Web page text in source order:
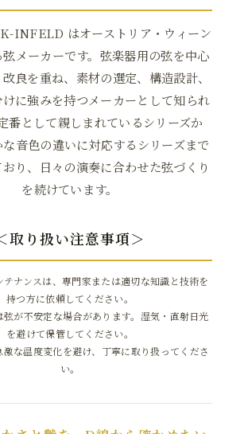
INFELD はオーストリア・ウィーン
メーカーです。弦楽器用の弦を中心
良を重ね、素材の選定、構造設計、
に強みを持つメーカーとして知られ
番として親しまれているシリーズか
な音色の違いに対応するシリーズまで
り、日々の演奏に合わせた弦づくり
を続けています。
取り扱い注意事項＞
テナンスは、専門家または適切な知識と技術を
持つ方に依頼してください。
弦が不安定な場合があります。湿気・直射日光
を避けて保管してください。
激な温度変化を避け、丁寧に取り扱ってくださ
い。